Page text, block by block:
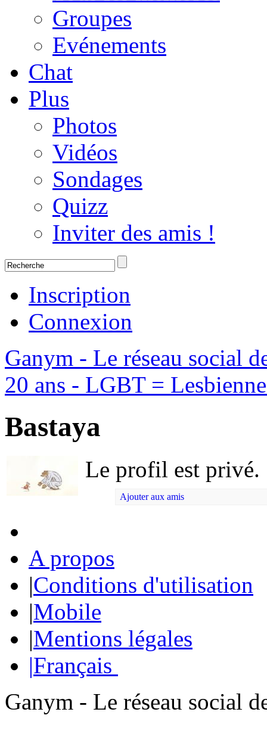
Groupes
Evénements
Chat
Plus
Photos
Vidéos
Sondages
Quizz
Inviter des amis !
Inscription
Connexion
Ganym - Le réseau social
20 ans - LGBT =
Bastaya
Le profil est privé.
Ajouter aux amis
A propos
|Conditions d'utilisation
|Mobile
|Mentions légales
|Français
Ganym - Le réseau social